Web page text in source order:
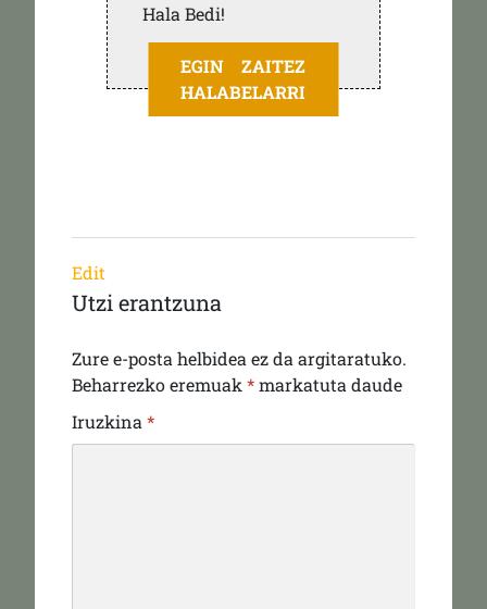
Hala Bedi!
EGIN ZAITEZ
HALABELARRI
Edit
Utzi erantzuna
Zure e-posta helbidea ez da argitaratuko.
Beharrezko eremuak *markatuta daude
Iruzkina *